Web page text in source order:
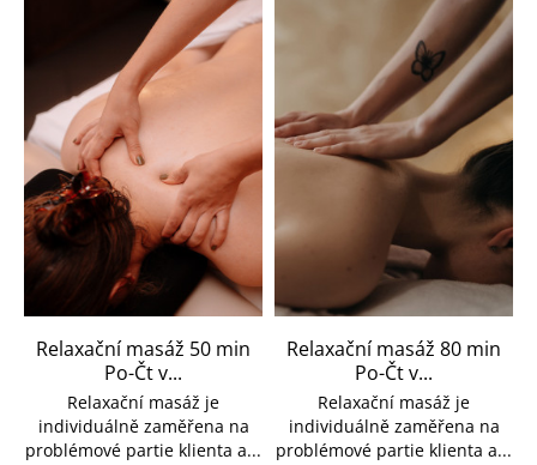
Relaxační masáž 50 min
Po-Čt v...
Relaxační masáž je
individuálně zaměřena na
problémové partie klienta a...
Relaxační masáž 80 min
Po-Čt v...
Relaxační masáž je
individuálně zaměřena na
problémové partie klienta a...